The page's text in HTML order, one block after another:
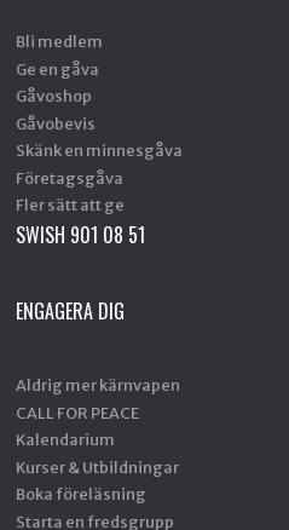
Bli medlem
Ge en gåva
Gåvoshop
Gåvobevis
Skänk en minnesgåva
Företagsgåva
Fler sätt att ge
SWISH 901 08 51
ENGAGERA DIG
Aldrig mer kärnvapen
CALL FOR PEACE
Kalendarium
Kurser & Utbildningar
Boka föreläsning
Starta en fredsgrupp